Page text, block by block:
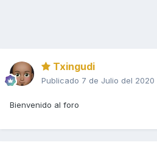
Txingudi
Publicado 7 de Julio del 2020
Bienvenido al foro